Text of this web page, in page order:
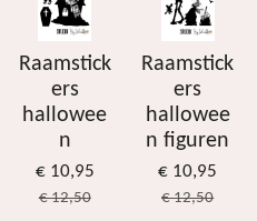
Raamstick
ers
hallowee
n
€ 10,95
€ 12,50
Raamstick
ers
hallowee
n figuren
€ 10,95
€ 12,50